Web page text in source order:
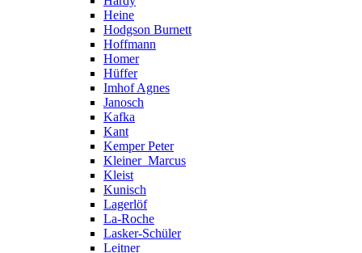
Heine
Hodgson Burnett
Hoffmann
Homer
Hüffer
Imhof Agnes
Janosch
Kafka
Kant
Kemper Peter
Kleiner_Marcus
Kleist
Kunisch
Lagerlöf
La-Roche
Lasker-Schüler
Leitner